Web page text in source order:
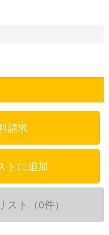
請求
トに追加
スト（0件）